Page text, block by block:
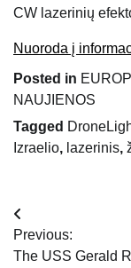
CW lazerinių
Nuoroda į
Posted in
NAUJIENOS
Tagged
Izraelio, lazerinis,
Navigacija
tarp
Previous:
The USS Gerald